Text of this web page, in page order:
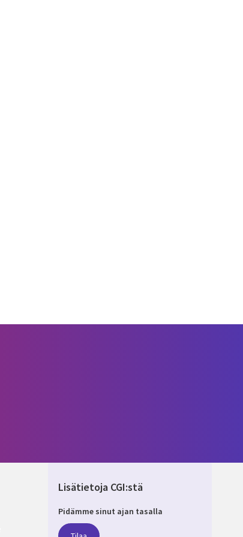
Lisätietoja CGI:stä
Pidämme sinut ajan tasalla